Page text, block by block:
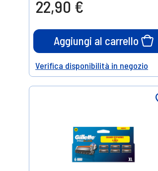
22,90 €
Aggiungi al carrello
Help
Verifica disponibilità in negozio